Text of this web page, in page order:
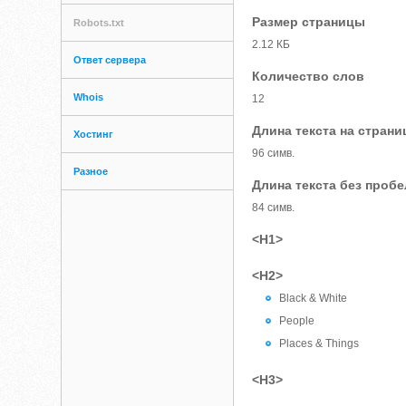
Robots.txt
Ответ сервера
Whois
Хостинг
Разное
Размер страницы
2.12 КБ
Количество слов
12
Длина текста на
96 симв.
Длина текста без
84 симв.
<H1>
<H2>
Black & White
People
Places & Things
<H3>